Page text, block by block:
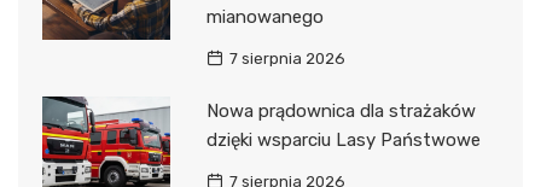
mianowanego
7 sierpnia 2026
Nowa prądownica dla strażaków
dzięki wsparciu Lasy Państwowe
7 sierpnia 2026